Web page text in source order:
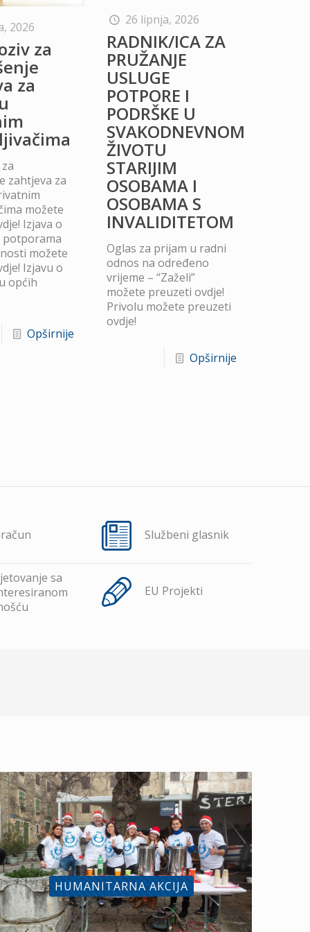
2026
za
za
zahtjeva za
možete
Izjava o
možete
Izjavu o
općih
Opširnije
26 lipnja, 2026
RADNIK/ICA ZA
PRUŽANJE
USLUGE
POTPORE I
PODRŠKE U
SVAKODNEVNOM
ŽIVOTU
STARIJIM
OSOBAMA I
OSOBAMA S
INVALIDITETOM
Oglas za prijam u radni
odnos na određeno
vrijeme – “Zaželi”
možete preuzeti ovdje!
Privolu možete preuzeti
ovdje!
Opširnije
Službeni glasnik
sa
EU Projekti
HUMANITARNA AKCIJA